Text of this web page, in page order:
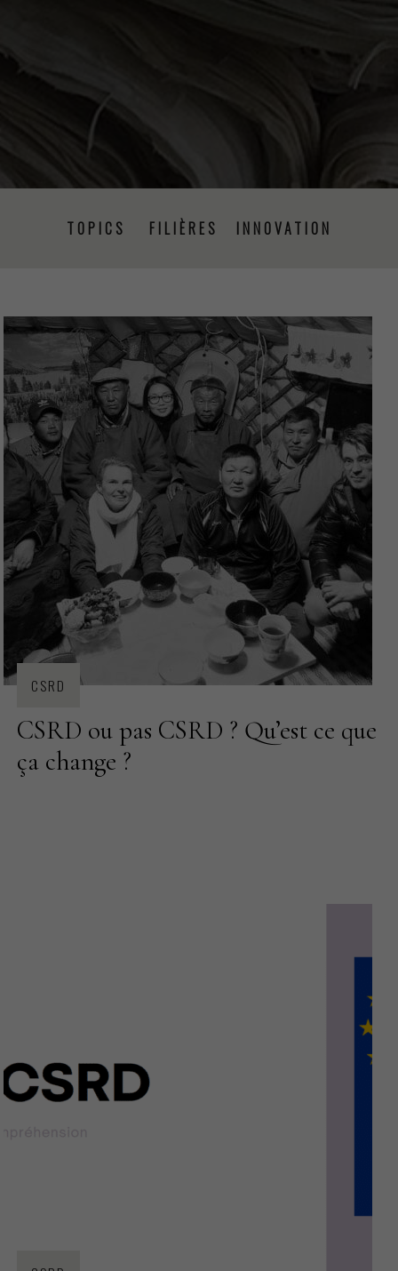
TOPICS FILIÈRES INNOVATION
PRISE DE PAROLE ÉVÉNEMENTS PRESSE
PROJETS RSE FORMATION CSRD
PRODUCTION TEXTILE
CSRD
CSRD ou pas CSRD ? Qu’est ce que
ça change ?